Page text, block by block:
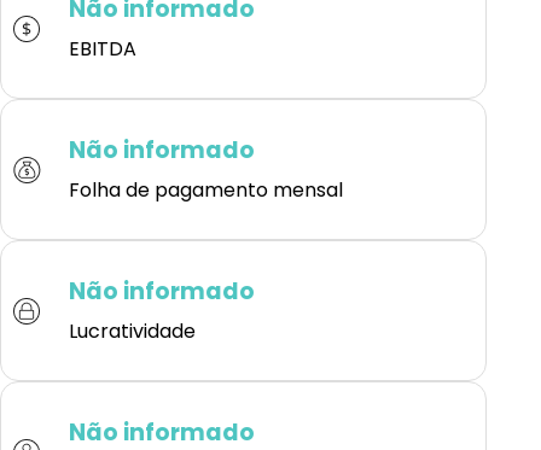
Não informado
EBITDA
Não informado
Folha de pagamento mensal
Não informado
Lucratividade
Não informado